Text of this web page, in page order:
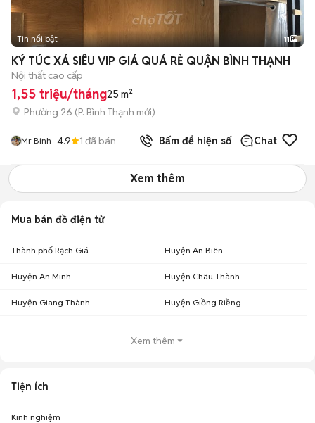
+2
Tin nổi bật 11
KÝ TÚC XÁ SIÊU VIP GIÁ QUÁ RẺ QUẬN BÌNH THẠNH
Nội thất cao cấp
1,55 triệu/tháng25 m²
Phường 26 (P. Bình Thạnh mới)
Mr Binh 4.9 1 đã bán Bấm để hiện số Chat
Xem thêm
Mua bán đồ điện tử
Thành phố Rạch Giá Huyện An Biên
Huyện An Minh Huyện Châu Thành
Huyện Giang Thành Huyện Giồng Riềng
Xem thêm
Tiện ích
Kinh nghiệm